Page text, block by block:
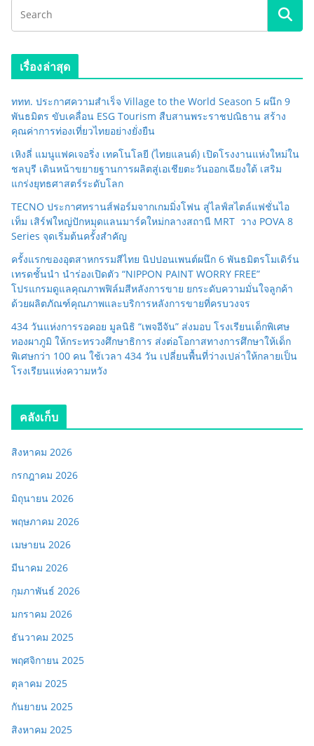
เรื่องล่าสุด
ททท. ประกาศความสำเร็จ Village to the World Season 5 ผนึก 9
พันธมิตร ขับเคลื่อน ESG Tourism สืบสานพระราชปณิธาน สร้าง
คุณค่าการท่องเที่ยวไทยอย่างยั่งยืน
เหิงลี่ แมนูแฟคเจอริ่ง เทคโนโลยี (ไทยแลนด์) เปิดโรงงานแห่งใหม่ใน
ชลบุรี เดินหน้าขยายฐานการผลิตสู่เอเชียตะวันออกเฉียงใต้ เสริม
แกร่งยุทธศาสตร์ระดับโลก
TECNO ประกาศทรานส์ฟอร์มจากเกมมิ่งโฟน สู่ไลฟ์สไตล์แฟชั่นไอ
เท็ม เสิร์ฟใหญ่ปักหมุดแลนมาร์คใหม่กลางสถานี MRT วาง POVA 8
Series จุดเริ่มต้นครั้งสำคัญ
ครั้งแรกของอุตสาหกรรมสีไทย นิปปอนเพนต์ผนึก 6 พันธมิตรโมเดิร์น
เทรดชั้นนำ นำร่องเปิดตัว “NIPPON PAINT WORRY FREE”
โปรแกรมดูแลคุณภาพฟิล์มสีหลังการขาย ยกระดับความมั่นใจลูกค้า
ด้วยผลิตภัณฑ์คุณภาพและบริการหลังการขายที่ครบวงจร
434 วันแห่งการรอคอย มูลนิธิ “เพจอีจัน” ส่งมอบ โรงเรียนเด็กพิเศษ
ทองผาภูมิ ให้กระทรวงศึกษาธิการ ส่งต่อโอกาสทางการศึกษาให้เด็ก
พิเศษกว่า 100 คน ใช้เวลา 434 วัน เปลี่ยนพื้นที่ว่างเปล่าให้กลายเป็น
โรงเรียนแห่งความหวัง
คลังเก็บ
สิงหาคม 2026
กรกฎาคม 2026
มิถุนายน 2026
พฤษภาคม 2026
เมษายน 2026
มีนาคม 2026
กุมภาพันธ์ 2026
มกราคม 2026
ธันวาคม 2025
พฤศจิกายน 2025
ตุลาคม 2025
กันยายน 2025
สิงหาคม 2025